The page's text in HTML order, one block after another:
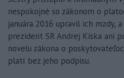
nespokojné so zákonom o
januára 2016 upravil ich mzdy,
prezident SR Andrej Kiska ani
novelu zákona o
platí bez jeho podpisu.